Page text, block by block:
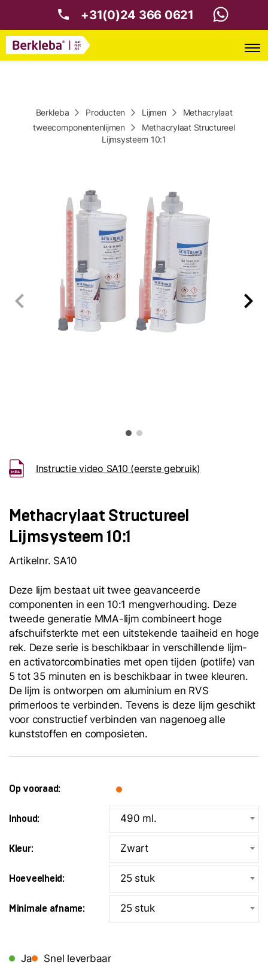
+31(0)24 366 0621
Berkleba Producten Lijmen
Methacrylaat
tweecomponentenlijmen
Methacrylaat Structureel
Lijmsysteem 10:1
Instructie video SA10 (eerste gebruik)
Methacrylaat Structureel
Lijmsysteem 10:1
Artikelnr. SA10
Deze lijm bestaat uit twee geavanceerde
componenten in een 10:1 mengverhouding. Deze
tweede generatie MMA-lijm combineert hoge
afschuifsterkte met een uitstekende taaiheid en hoge
rek. Deze serie is beschikbaar in verschillende lijm-
en activatorcombinaties met open tijden (potlife) van
5 tot 35 minuten en is beschikbaar in twee kleuren.
De lijm is ontworpen om aluminium en RVS
primerloos te verbinden. Tevens is deze lijm geschikt
voor constructief verbinden van nagenoeg alle
kunststoffen en composieten.
Op vooraad:
Inhoud: 490 ml.
Kleur: Zwart
Hoeveelheid: 25 stuk
Minimale afname: 25 stuk
Ja Snel leverbaar